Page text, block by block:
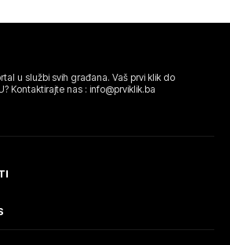
u službi svih građana. Vaš prvi klik do
Kontaktirajte nas : info@prviklik.ba